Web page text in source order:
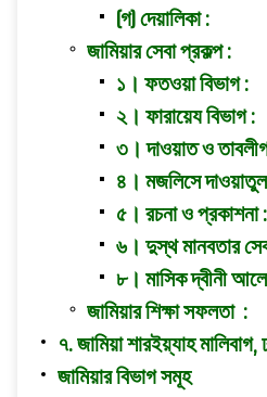
(গ) দেয়ালিকা :
জামিয়ার সেবা প্রকল্প :
১। ফতওয়া বিভাগ :
২। ফারায়েয বিভাগ :
৩। দাওয়াত ও
৪। মজলিসে
৫। রচনা ও প্রকাশনা :
৬। দুস্থ মানবতার
৮। মাসিক দ্বীনী
জামিয়ার শিক্ষা সফলতা :
৭. জামিয়া শারইয়্যাহ
জামিয়ার বিভাগ সমূহ